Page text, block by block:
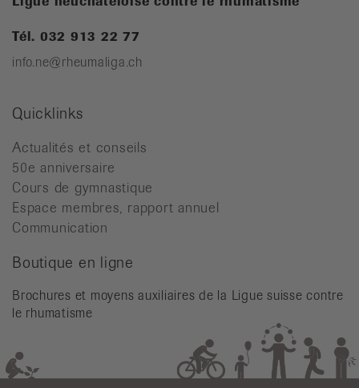
Tél. 032 913 22 77
info.ne@rheumaliga.ch
Quicklinks
Actualités et conseils
50e anniversaire
Cours de gymnastique
Espace membres, rapport annuel
Communication
Boutique en ligne
Brochures et moyens auxiliaires de la Ligue suisse contre
le rhumatisme